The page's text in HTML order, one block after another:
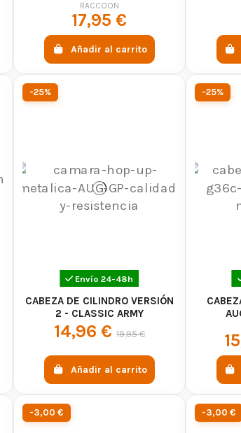
RACCOON
17,95 €
Añadir al carrito
-25%
Envío 24-48h
CABEZA DE CILINDRO VERSIÓN
2 - CLASSIC ARMY
14,96 € 19,95 €
Añadir al carrito
-25%
-3,00 € -3,00 €